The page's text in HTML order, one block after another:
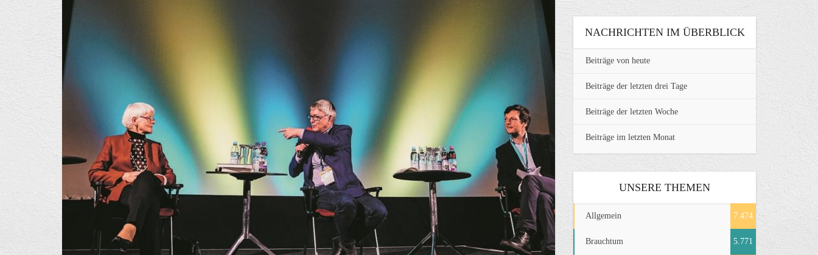
NACHRICHTEN IM ÜBERBLICK
Beiträge von heute
Beiträge der letzten drei Tage
Beiträge der letzten Woche
Beiträge im letzten Monat
UNSERE THEMEN
Allgemein 7.474
Brauchtum 5.771